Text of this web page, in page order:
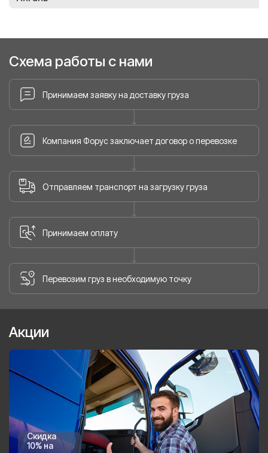
Схема работы с нами
Принимаем заявку на доставку груза
Компания Форус заключает договор о перевозке
Отправляем транспорт на загрузку груза
Принимаем оплату
Перевозим груз в необходимую точку
Акции
Скидка
10% на